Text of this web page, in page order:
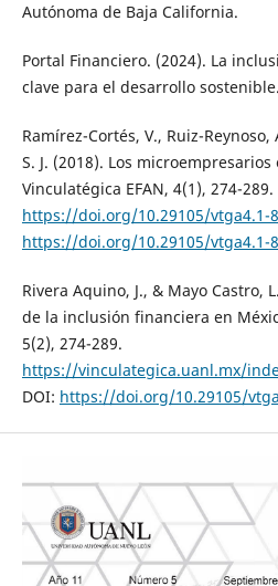
Autónoma de Baja California.
Portal Financiero. (2024). La
clave para el desarrollo sostenible.
Ramírez-Cortés, V., Ruiz-
S. J. (2018). Los
Vinculatégica EFAN, 4(1), 274-289.
https://doi.org/10.29105/vtga4.1-
https://doi.org/10.29105/vtga4.1-
Rivera Aquino, J., & Mayo Castro,
de la inclusión financiera en
5(2), 274-289.
https://vinculategica.uanl.mx/
DOI: https://doi.org/10.29105/